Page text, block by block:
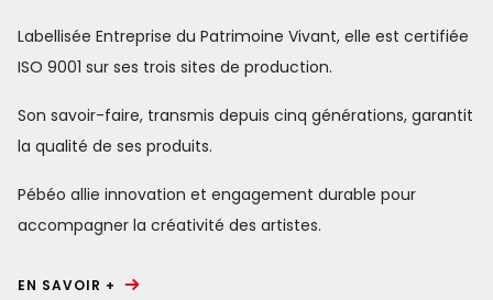
Labellisée Entreprise du Patrimoine Vivant, elle est certifiée
ISO 9001 sur ses trois sites de production.
Son savoir-faire, transmis depuis cinq générations, garantit
la qualité de ses produits.
Pébéo allie innovation et engagement durable pour
accompagner la créativité des artistes.
EN SAVOIR +